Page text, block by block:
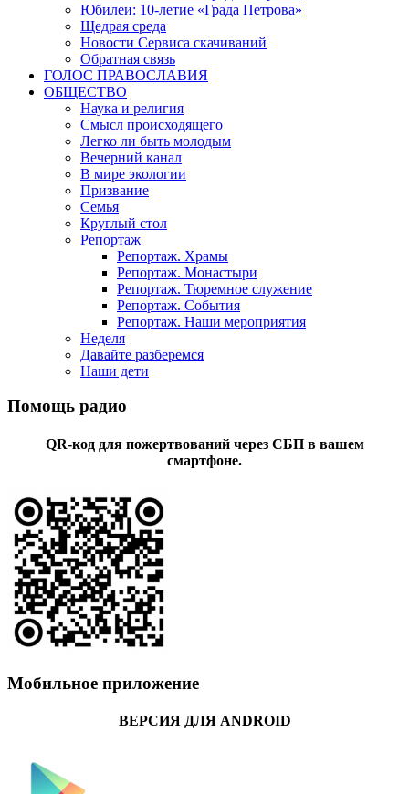
Юбилеи: 10-летие «Града Петрова»
Щедрая среда
Новости Сервиса скачиваний
Обратная связь
ГОЛОС ПРАВОСЛАВИЯ
ОБЩЕСТВО
Наука и религия
Смысл происходящего
Легко ли быть молодым
Вечерний канал
В мире экологии
Призвание
Семья
Круглый стол
Репортаж
Репортаж. Храмы
Репортаж. Монастыри
Репортаж. Тюремное служение
Репортаж. События
Репортаж. Наши мероприятия
Неделя
Давайте разберемся
Наши дети
Помощь радио
QR-код для пожертвований через СБП в вашем
смартфоне.
Мобильное приложение
ВЕРСИЯ ДЛЯ ANDROID